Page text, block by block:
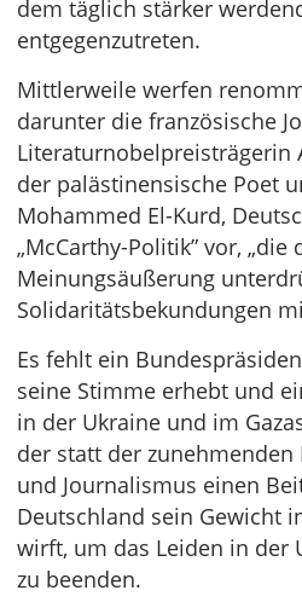
dem täglich stärker
entgegenzutreten.
Mittlerweile werfen
darunter die französische
Literaturnobelpreisträgerin
der palästinensische Poet
Mohammed El-Kurd,
„McCarthy-Politik” vor, „die
Meinungsäußerung
Solidaritätsbekundungen
Es fehlt ein
seine Stimme erhebt und
in der Ukraine und im
der statt der
und Journalismus einen
Deutschland sein Gewicht
wirft, um das Leiden in der
zu beenden.